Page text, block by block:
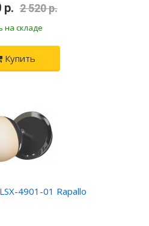
р. 2 520 р.
на складе
Купить
4901-01 Rapallo